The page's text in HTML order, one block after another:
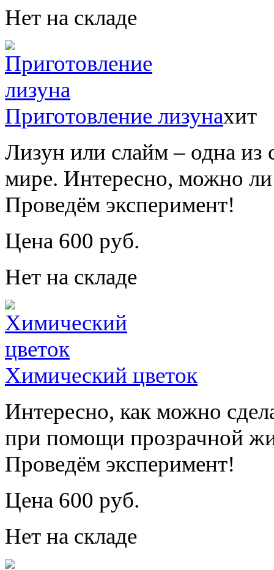
Нет на складе
Приготовление лизунахит
Лизун или слайм – одна
мире. Интересно, можно ли
Проведём эксперимент!
Цена 600 руб.
Нет на складе
Химический цветок
Интересно, как можно
при помощи прозрачной
Проведём эксперимент!
Цена 600 руб.
Нет на складе